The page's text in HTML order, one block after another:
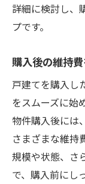
詳細に検討し、
プです。
購入後の維持
戸建てを購入し
をスムーズに始
物件購入後には
さまざまな維持
規模や状態、さ
で、購入前にし